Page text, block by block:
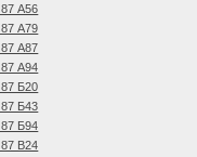
87 А56
87 А79
87 А87
87 А94
87 Б20
87 Б43
87 Б94
87 В24